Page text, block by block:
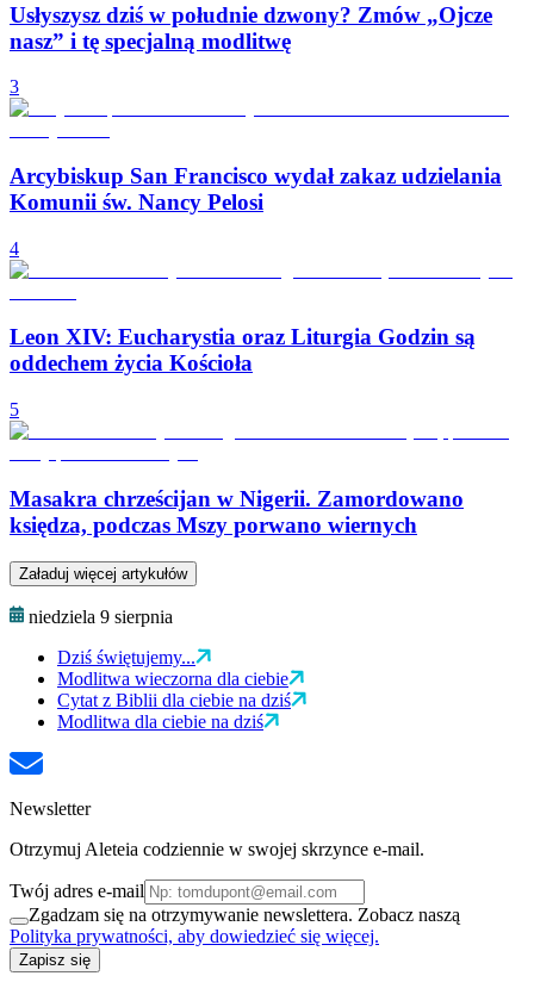
Usłyszysz dziś w południe dzwony? Zmów „Ojcze
nasz” i tę specjalną modlitwę
3
Arcybiskup San Francisco wydał zakaz udzielania
Komunii św. Nancy Pelosi
4
Leon XIV: Eucharystia oraz Liturgia Godzin są
oddechem życia Kościoła
5
Masakra chrześcijan w Nigerii. Zamordowano
księdza, podczas Mszy porwano wiernych
Załaduj więcej artykułów
niedziela 9 sierpnia
Dziś świętujemy...
Modlitwa wieczorna dla ciebie
Cytat z Biblii dla ciebie na dziś
Modlitwa dla ciebie na dziś
Newsletter
Otrzymuj Aleteia codziennie w swojej skrzynce e-mail.
Twój adres e-mail
Zgadzam się na otrzymywanie newslettera. Zobacz naszą
Polityka prywatności, aby dowiedzieć się więcej.
Zapisz się